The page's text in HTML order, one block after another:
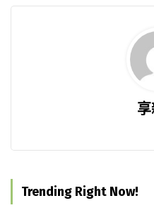
享
Trending Right Now!